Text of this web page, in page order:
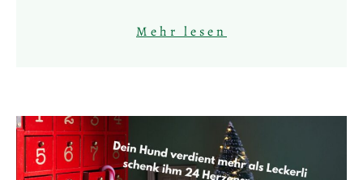
los.
Mehr lesen